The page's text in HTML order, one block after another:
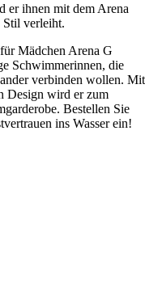
er ihnen mit dem Arena
Stil verleiht.
Mädchen Arena G
Schwimmerinnen, die
verbinden wollen. Mit
Design wird er zum
Bestellen Sie
ins Wasser ein!